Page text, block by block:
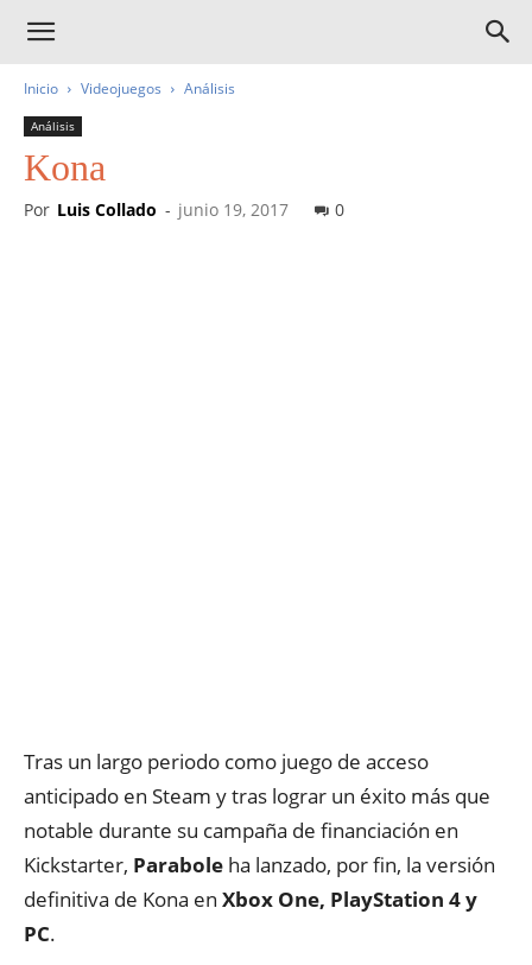
Inicio Videojuegos Análisis
Análisis
Kona
Por Luis Collado - junio 19, 2017 0
Tras un largo periodo como juego de acceso
anticipado en Steam y tras lograr un éxito más que
notable durante su campaña de financiación en
Kickstarter, Parabole ha lanzado, por fin, la versión
definitiva de Kona en Xbox One, PlayStation 4 y
PC.